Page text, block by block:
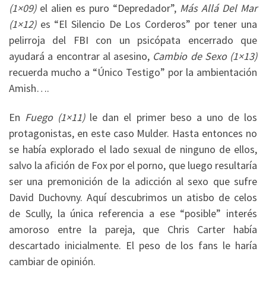
(1×09) el alien es puro “Depredador”, Más Allá Del Mar
(1×12) es “El Silencio De Los Corderos” por tener una
pelirroja del FBI con un psicópata encerrado que
ayudará a encontrar al asesino, Cambio de Sexo (1×13)
recuerda mucho a “Único Testigo” por la ambientación
Amish….
En Fuego (1×11)le dan el primer beso a uno de los
protagonistas, en este caso Mulder. Hasta entonces no
se había explorado el lado sexual de ninguno de ellos,
salvo la afición de Fox por el porno, que luego resultaría
ser una premonición de la adicción al sexo que sufre
David Duchovny. Aquí descubrimos un atisbo de celos
de Scully, la única referencia a ese “posible” interés
amoroso entre la pareja, que Chris Carter había
descartado inicialmente. El peso de los fans le haría
cambiar de opinión.